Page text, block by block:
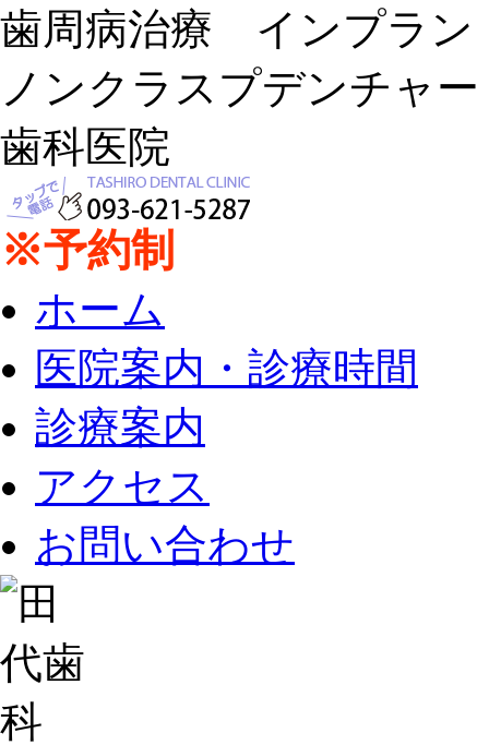
歯周病治療 インプラ
ノンクラスプデンチャ
歯科医院
※予約制
ホーム
医院案内・診療時間
診療案内
アクセス
お問い合わせ